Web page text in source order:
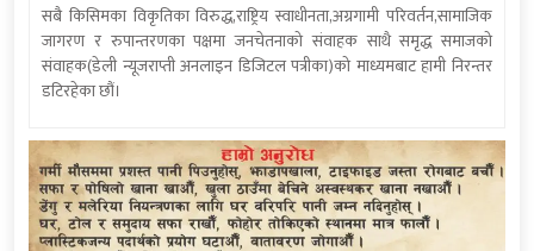
सबै किसिमका विकृतिका विरुद्ध,राष्ट्रिय स्वाधीनता,अग्रगामी परिवर्तन,सामाजिक
जागरण र रुपान्तरणका पक्षमा जनचेतनाको संवाहक साथै समृद्ध समाजको
संवाहक(डेली न्यूजराप्ती अनलाइन डिजिटल पत्रीका)को माध्यमबाट हामी निरन्तर
डटिरहेका छौं।